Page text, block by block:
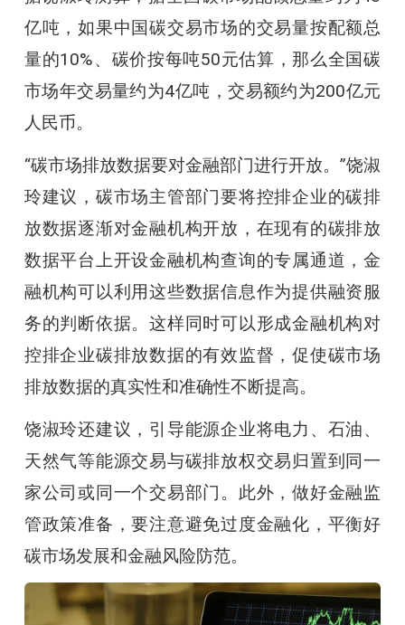
亿吨，如果中国碳交易市场的交易量按配额总
量的10%、碳价按每吨50元估算，那么全国碳
市场年交易量约为4亿吨，交易额约为200亿元
人民币。
“碳市场排放数据要对金融部门进行开放。”饶淑
玲建议，碳市场主管部门要将控排企业的碳排
放数据逐渐对金融机构开放，在现有的碳排放
数据平台上开设金融机构查询的专属通道，金
融机构可以利用这些数据信息作为提供融资服
务的判断依据。这样同时可以形成金融机构对
控排企业碳排放数据的有效监督，促使碳市场
排放数据的真实性和准确性不断提高。
饶淑玲还建议，引导能源企业将电力、石油、
天然气等能源交易与碳排放权交易归置到同一
家公司或同一个交易部门。此外，做好金融监
管政策准备，要注意避免过度金融化，平衡好
碳市场发展和金融风险防范。